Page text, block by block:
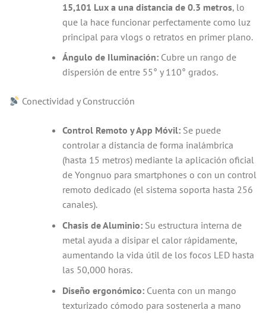
15,101 Lux a una distancia de 0.3 metros, lo
que la hace funcionar perfectamente como luz
principal para vlogs o retratos en primer plano.
Ángulo de Iluminación:Cubre un rango de
dispersión de entre 55° y 110° grados.
Conectividad y Construcción
Control Remoto y App Móvil:Se puede
controlar a distancia de forma inalámbrica
(hasta 15 metros) mediante la aplicación oficial
de Yongnuo para smartphones o con un control
remoto dedicado (el sistema soporta hasta 256
canales).
Chasis de Aluminio:Su estructura interna de
metal ayuda a disipar el calor rápidamente,
aumentando la vida útil de los focos LED hasta
las 50,000 horas.
Diseño ergonómico:Cuenta con un mango
texturizado cómodo para sostenerla a mano